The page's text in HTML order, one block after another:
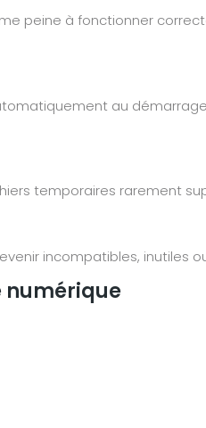
peine à fonctionner
au
temporaires rarement
incompatibles, inutiles
numérique